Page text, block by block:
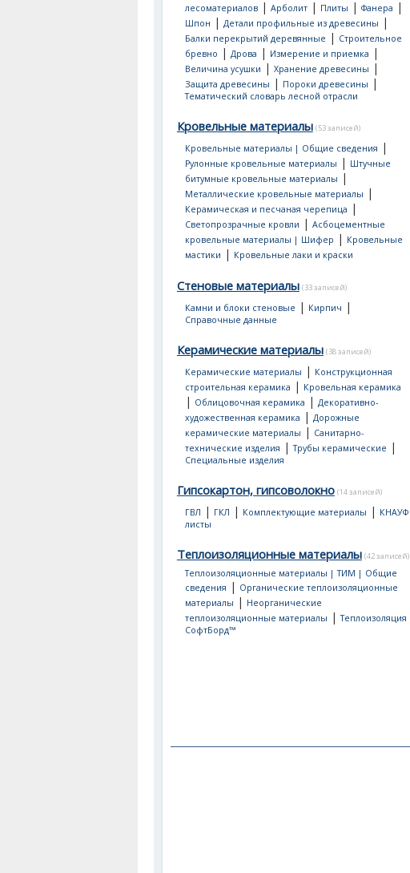
лесоматериалов| Арболит| Плиты | Фанера |
Шпон | Детали профильные из древесины |
Балки перекрытий деревянные | Строительное
бревно | Дрова | Измерение и приемка |
Величина усушки | Хранение древесины |
Защита древесины | Пороки древесины |
Тематический словарь лесной отрасли
Кровельные материалы (53 записей)
Кровельные материалы | Общие сведения |
Рулонные кровельные материалы | Штучные
битумные кровельные материалы |
Металлические кровельные материалы |
Керамическая и песчаная черепица |
Светопрозрачные кровли | Асбоцементные
кровельные материалы | Шифер | Кровельные
мастики | Кровельные лаки и краски
Стеновые материалы (33 записей)
Камни и блоки стеновые | Кирпич |
Справочные данные
Керамические материалы (38 записей)
Керамические материалы | Конструкционная
строительная керамика | Кровельная керамика
| Облицовочная керамика | Декоративно-
художественная керамика | Дорожные
керамические материалы | Санитарно-
технические изделия |Трубы керамические |
Специальные изделия
Гипсокартон, гипсоволокно (14 записей)
ГВЛ | ГКЛ | Комплектующие материалы | КНАУФ
листы
Теплоизоляционные материалы (42 записей)
Теплоизоляционные материалы | ТИМ | Общие
сведения | Органические теплоизоляционные
материалы | Неорганические
теплоизоляционные материалы |Теплоизоляция
СофтБорд™